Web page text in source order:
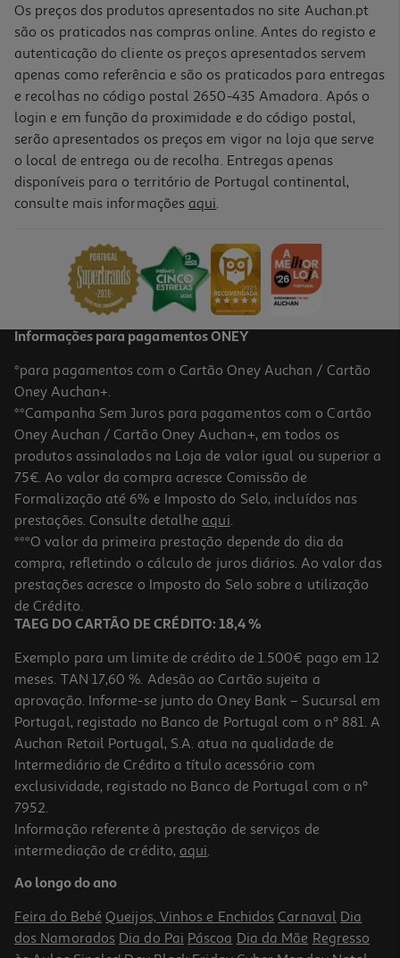
-10%
Livro Max E Chaffy - O Grande Mistério Do Cupcake!
PVP de editor
11,97 €
-10%
Livro Max E Chaffy - À Procura Do Chaffy De Gelo!
11.97 €/un
13,30 € PVP de editor
11,97 €
-10%
Livro Stitch! Mangá 1
10.71 €/un
PVP de editor
10,71 €
Os preços dos produtos apresentados no site Auchan.pt
são os praticados nas compras online. Antes do registo e
autenticação do cliente os preços apresentados servem
apenas como referência e são os praticados para entregas
e recolhas no código postal 2650-435 Amadora. Após o
login e em função da proximidade e do código postal,
serão apresentados os preços em vigor na loja que serve
o local de entrega ou de recolha. Entregas apenas
disponíveis para o território de Portugal continental,
consulte mais informações aqui.
Informações para pagamentos ONEY
*para pagamentos com o Cartão Oney Auchan / Cartão
Oney Auchan+.
**Campanha Sem Juros para pagamentos com o Cartão
Oney Auchan / Cartão Oney Auchan+, em todos os
produtos assinalados na Loja de valor igual ou superior a
75€. Ao valor da compra acresce Comissão de
Formalização até 6% e Imposto do Selo, incluídos nas
prestações. Consulte detalhe aqui.
***O valor da primeira prestação depende do dia da
compra, refletindo o cálculo de juros diários. Ao valor das
prestações acresce o Imposto do Selo sobre a utilização
de Crédito.
TAEG DO CARTÃO DE CRÉDITO: 18,4 %
Exemplo para um limite de crédito de 1.500€ pago em 12
meses. TAN 17,60 %. Adesão ao Cartão sujeita a
aprovação. Informe-se junto do Oney Bank – Sucursal em
Portugal, registado no Banco de Portugal com o nº 881. A
Auchan Retail Portugal, S.A. atua na qualidade de
Intermediário de Crédito a título acessório com
exclusividade, registado no Banco de Portugal com o nº
7952.
Informação referente à prestação de serviços de
intermediação de crédito, aqui.
Ao longo do ano
Feira do Bebé Queijos, Vinhos e Enchidos Carnaval Dia
dos Namorados Dia do Pai Páscoa Dia da Mãe Regresso